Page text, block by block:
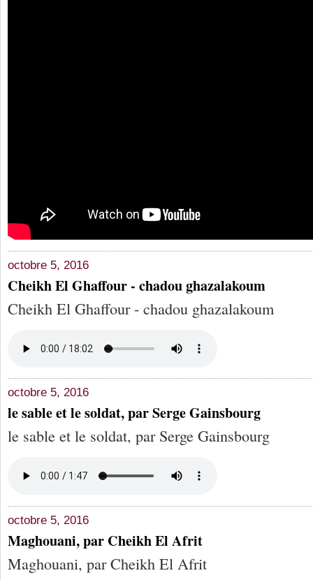
octobre 5, 2016
Cheikh El Ghaffour - chadou ghazalakoum
Cheikh El Ghaffour - chadou ghazalakoum
octobre 5, 2016
le sable et le soldat, par Serge Gainsbourg
le sable et le soldat, par Serge Gainsbourg
octobre 5, 2016
Maghouani, par Cheikh El Afrit
Maghouani, par Cheikh El Afrit